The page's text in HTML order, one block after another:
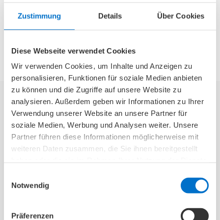
Zustimmung Details Über Cookies
Diese Webseite verwendet Cookies
Wir verwenden Cookies, um Inhalte und Anzeigen zu
personalisieren, Funktionen für soziale Medien anbieten
zu können und die Zugriffe auf unsere Website zu
analysieren. Außerdem geben wir Informationen zu Ihrer
Verwendung unserer Website an unsere Partner für
soziale Medien, Werbung und Analysen weiter. Unsere
Partner führen diese Informationen möglicherweise mit
weiteren Daten zusammen, die Sie ihnen bereitgestellt
Notwendig
Präferenzen
bei jeder Behandlung dazu, seien Sie neugierig.
Vielen Dank für das interessante Gespräch, Herr
Kontakt:
OrthoPraxisBerlin
Dr. med. Rex Lehnigk